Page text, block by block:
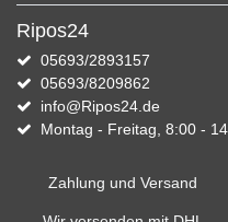
Ripos24
05693/2893157
05693/8209862
info@Ripos24.de
Montag - Freitag, 8:00 -
Zahlung und Versand